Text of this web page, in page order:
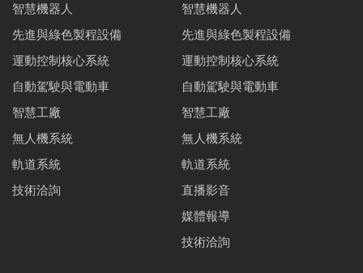
智慧機器人
先進與綠色製程設備
運動控制核心系統
自動駕駛與電動車
智慧工廠
無人機系統
軌道系統
技術洽詢
智慧機器人
先進與綠色製程設備
運動控制核心系統
自動駕駛與電動車
智慧工廠
無人機系統
軌道系統
直播影音
媒體報導
技術洽詢